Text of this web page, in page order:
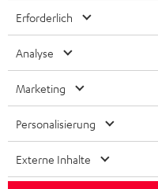
ULTIMA-SERIE
IN-EAR-KOPFHÖRER
FANSHOP
NEUHEITEN
UNSER MANAGEMENT
NACHHALTIGKEIT
UNSERE WERTE
BILDUNGSRABATT
POLEN
SPANIEN
ITALIEN
Technische Änderungen,
Fotos abgebildete Zubehör ist
Entsorgungsgebühren für
Erforderlich
Analyse
Marketing
Personalisierung
Externe Inhalte